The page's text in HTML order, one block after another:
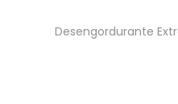
Desengordurante